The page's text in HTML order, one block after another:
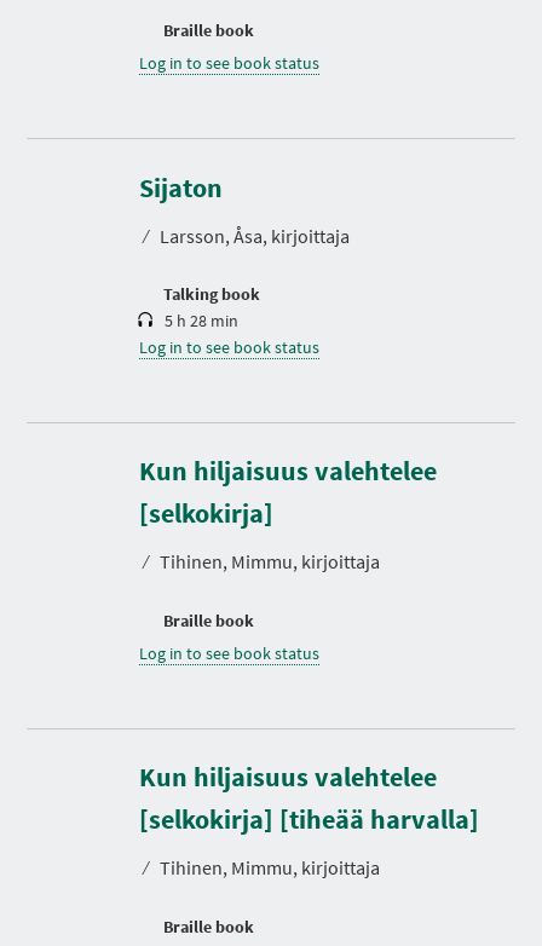
Braille book
Log in to see book status
Sijaton
⁄ Larsson, Åsa, kirjoittaja
Talking book
D
r
a
i
5 h 28 min
Log in to see book status
Kun hiljaisuus valehtelee
[selkokirja]
⁄ Tihinen, Mimmu, kirjoittaja
Braille book
Log in to see book status
Kun hiljaisuus valehtelee
[selkokirja] [tiheää harvalla]
⁄ Tihinen, Mimmu, kirjoittaja
Braille book